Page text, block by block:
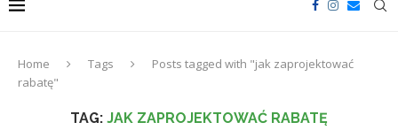
Home Tags
Posts tagged with "jak zaprojektować
rabatę"
TAG: JAK ZAPROJEKTOWAĆ RABATĘ